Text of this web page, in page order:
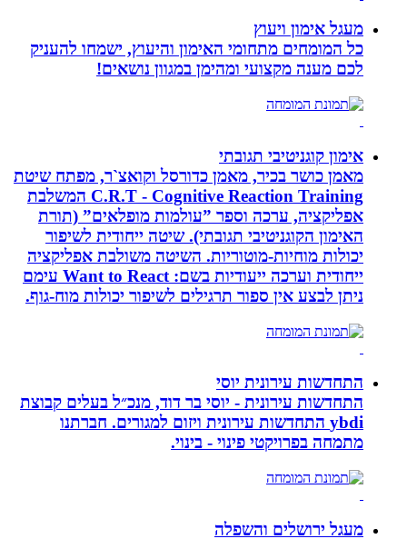
מעגל אימון ויעוץ
כל המומחים מתחומי האימון והיעוץ, ישמחו להעניק
לכם מענה מקצועי ומהימן במגוון נושאים!
אימון קוגניטיבי תגובתי
מאמן כושר בכיר, מאמן כדורסל וקואצ`ר, מפתח שיטת
C.R.T - Cognitive Reaction Training המשלבת
אפליקציה, ערכה וספר ”עולמות מופלאים” (תורת
האימון הקוגניטיבי תגובתי). שיטה ייחודית לשיפור
יכולות מוחיות-מוטוריות. השיטה משולבת אפליקציה
ייחודית וערכה ייעודיות בשם: Want to React עימם
ניתן לבצע אין ספור תרגילים לשיפור יכולות מוח-גוף.
התחדשות עירונית יוסי
התחדשות עירונית - יוסי בר דוד, מנכ״ל בעלים קבוצת
ybdi התחדשות עירונית ויזום למגורים. חברתנו
מתמחה בפרויקטי פינוי - בינוי.
מעגל ירושלים והשפלה